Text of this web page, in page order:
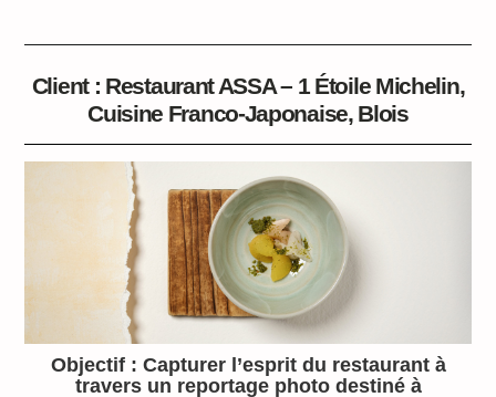
Client : Restaurant ASSA – 1 Étoile Michelin,
Cuisine Franco-Japonaise, Blois
Objectif : Capturer l’esprit du restaurant à
travers un reportage photo destiné à